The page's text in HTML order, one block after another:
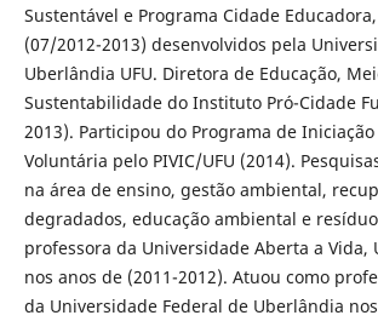
Sustentável e Programa Cidade
(07/2012-2013) desenvolvidos pela
Uberlândia UFU. Diretora de Educação,
Sustentabilidade do Instituto Pró-Cidade
2013). Participou do Programa de
Voluntária pelo PIVIC/UFU (2014).
na área de ensino, gestão ambiental,
degradados, educação ambiental e
professora da Universidade Aberta a Vida,
nos anos de (2011-2012). Atuou como
da Universidade Federal de Uberlândia